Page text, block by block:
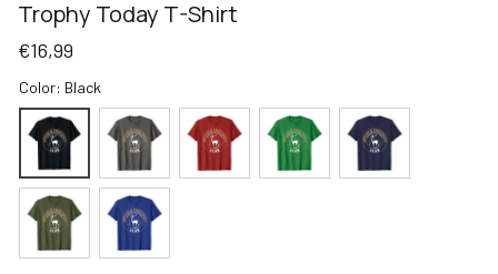
Trophy Today T-Shirt
€16,99
Color: Black